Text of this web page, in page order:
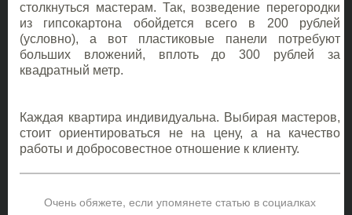
столкнуться мастерам. Так, возведение перегородки
из гипсокартона обойдется всего в 200 рублей
(условно), а вот пластиковые панели потребуют
больших вложений, вплоть до 300 рублей за
квадратный метр.
Каждая квартира индивидуальна. Выбирая мастеров,
стоит ориентироваться не на цену, а на качество
работы и добросовестное отношение к клиенту.
Очень обяжете, если упомянете статью в социалках